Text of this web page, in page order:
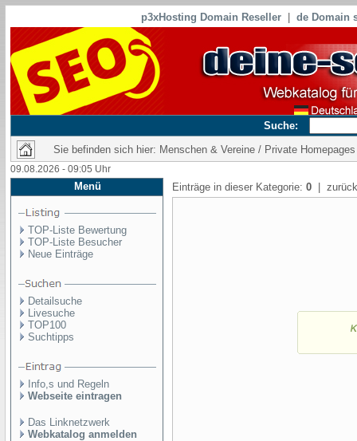
p3xHosting Domain Reseller de Domain
Suche:
Sie befinden sich hier: Menschen & Vereine / Private Homepages
09.08.2026 - 09:05 Uhr
Menü
TOP-Liste Bewertung
TOP-Liste Besucher
Neue Einträge
Detailsuche
Livesuche
TOP100
Suchtipps
Info,s und Regeln
Webseite eintragen
Das Linknetzwerk
Webkatalog anmelden
Einträge in dieser Kategorie: 0 |